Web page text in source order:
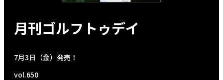
月刊ゴルフトゥデイ
7月3日（金）発売！
vol.650